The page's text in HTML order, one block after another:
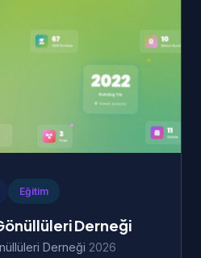
Eğitim
Derneği
Derneği 2026